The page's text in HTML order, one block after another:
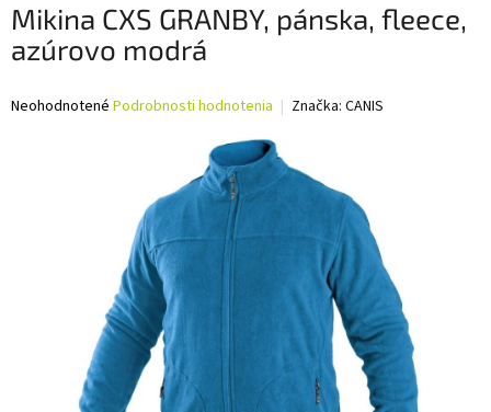
Mikina CXS GRANBY, pánska, fleece,
azúrovo modrá
Priemerné
Neohodnotené Podrobnosti hodnotenia Značka: CANIS